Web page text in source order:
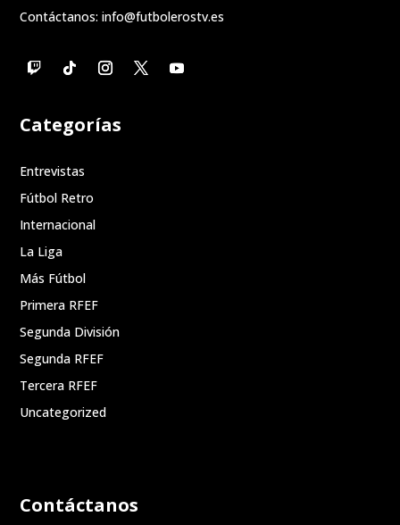
Contáctanos:info@futbolerostv.es
Categorías
Entrevistas
Fútbol Retro
Internacional
La Liga
Más Fútbol
Primera RFEF
Segunda División
Segunda RFEF
Tercera RFEF
Uncategorized
Contáctanos